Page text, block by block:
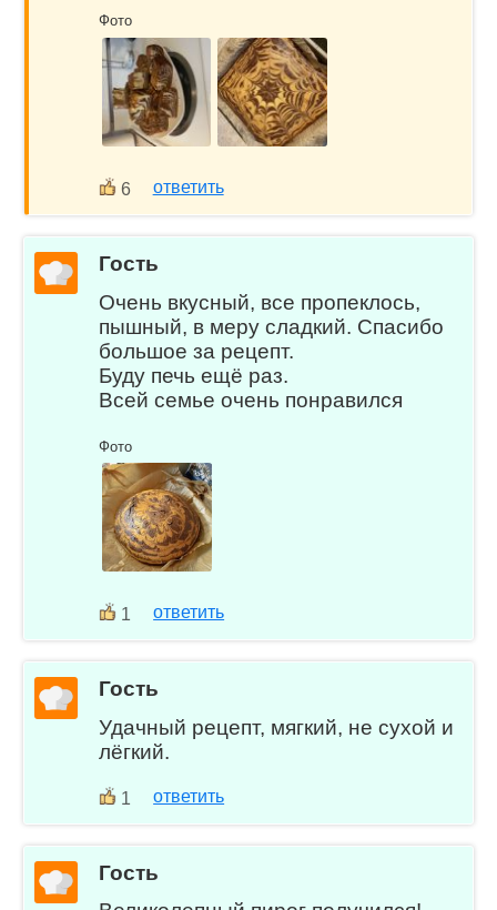
Фото
6 ответить
Гость
Очень вкусный, все пропеклось,
пышный, в меру сладкий. Спасибо
большое за рецепт.
Буду печь ещё раз.
Всей семье очень понравился
Фото
1 ответить
Гость
Удачный рецепт, мягкий, не сухой и
лёгкий.
1 ответить
Гость